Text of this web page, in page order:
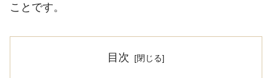
ことです。
目次